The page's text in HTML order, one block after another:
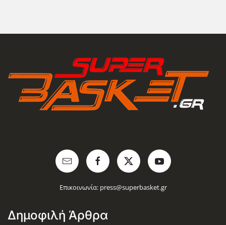
Επικοινωνία: press@superbasket.gr
Δημοφιλή Άρθρα